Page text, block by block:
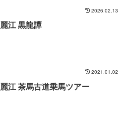
2026.02.13
麗江 黒龍譚
2021.01.02
麗江 茶馬古道乗馬ツアー